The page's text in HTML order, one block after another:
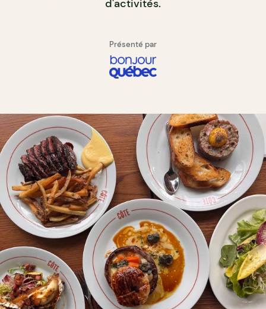
d'activités.
Présenté par